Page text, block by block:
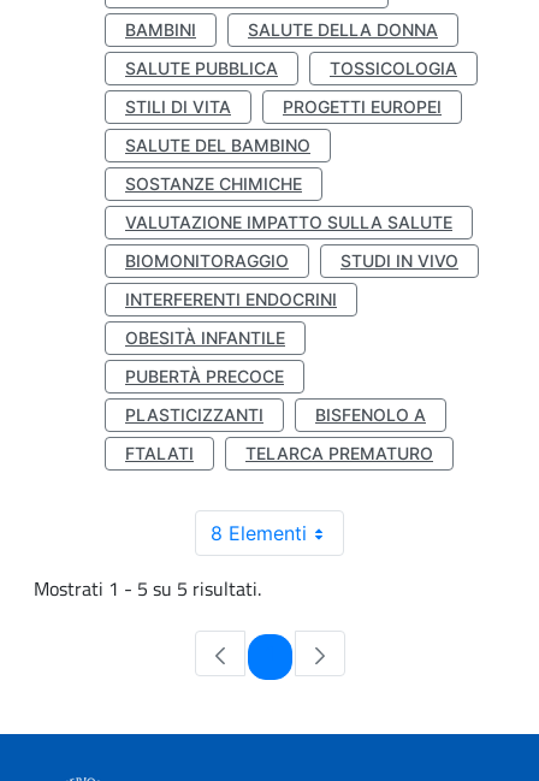
BAMBINI
SALUTE DELLA DONNA
SALUTE PUBBLICA
TOSSICOLOGIA
STILI DI VITA
PROGETTI EUROPEI
SALUTE DEL BAMBINO
SOSTANZE CHIMICHE
VALUTAZIONE IMPATTO SULLA SALUTE
BIOMONITORAGGIO
STUDI IN VIVO
INTERFERENTI ENDOCRINI
OBESITÀ INFANTILE
PUBERTÀ PRECOCE
PLASTICIZZANTI
BISFENOLO A
FTALATI
TELARCA PREMATURO
8 Elementi
Mostrati 1 - 5 su 5 risultati.
Pagina